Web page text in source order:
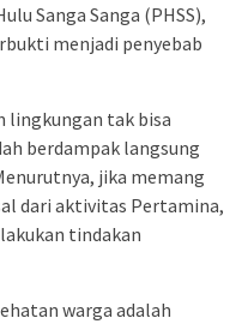
Sanga Sanga (PHSS),
menjadi penyebab
lingkungan tak bisa
berdampak langsung
jika memang
dari aktivitas Pertamina,
tindakan
warga adalah